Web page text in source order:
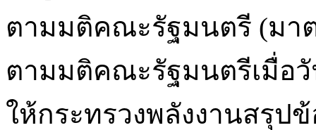
ตามมติคณะรัฐมนตรี (มา
ตามมติคณะรัฐมนตรีเมื่อ
ให้กระทรวงพลังงานสรุป